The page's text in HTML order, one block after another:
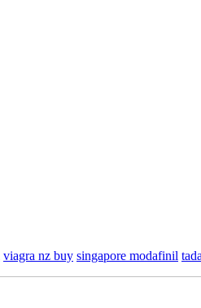
viagra nz buy singapore modafinil